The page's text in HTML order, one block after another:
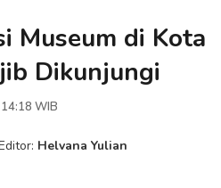
Museum di Kota
Dikunjungi
WIB
Helvana Yulian